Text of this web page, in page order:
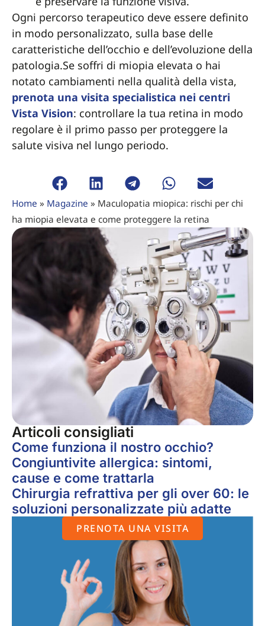
Home » Magazine » Maculopatia miopica: rischi per chi
ha miopia elevata e come proteggere la retina
Ogni percorso terapeutico deve essere definito
in modo personalizzato, sulla base delle
caratteristiche dell’occhio e dell’evoluzione della
patologia.Se soffri di miopia elevata o hai
notato cambiamenti nella qualità della vista,
prenota una visita specialistica nei centri
Vista Vision: controllare la tua retina in modo
regolare è il primo passo per proteggere la
salute visiva nel lungo periodo.
Articoli consigliati
Come funziona il nostro occhio?
Congiuntivite allergica: sintomi,
cause e come trattarla
Chirurgia refrattiva per gli over 60: le
soluzioni personalizzate più adatte
PRENOTA UNA VISITA